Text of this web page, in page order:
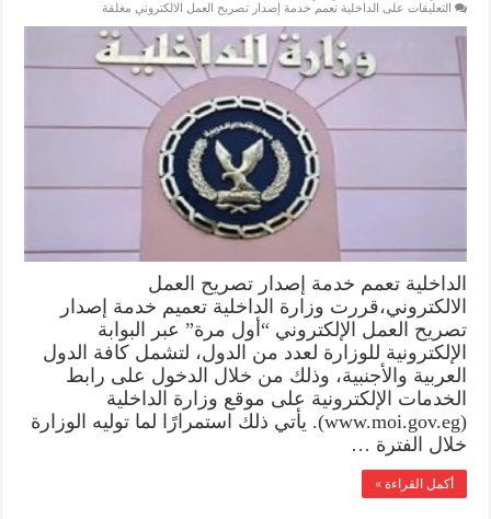
التعليقات على الداخلية تعمم خدمة إصدار تصريح العمل الالكتروني مغلقة
الداخلية تعمم خدمة إصدار تصريح العمل
الالكتروني،قررت وزارة الداخلية تعميم خدمة إصدار
تصريح العمل الإلكتروني “أول مرة” عبر البوابة
الإلكترونية للوزارة لعدد من الدول، لتشمل كافة الدول
العربية والأجنبية، وذلك من خلال الدخول على رابط
الخدمات الإلكترونية على موقع وزارة الداخلية
(www.moi.gov.eg). يأتي ذلك استمرارًا لما توليه الوزارة
خلال الفترة …
أكمل القراءة »